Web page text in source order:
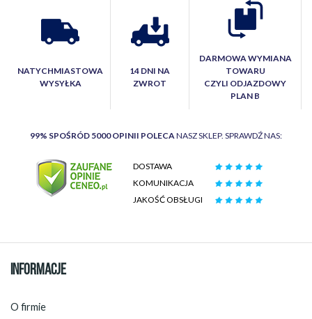
NATYCHMIASTOWA
WYSYŁKA
14 DNI NA
ZWROT
DARMOWA WYMIANA
TOWARU
CZYLI ODJAZDOWY
PLAN B
99% SPOŚRÓD 5000 OPINII POLECA NASZ SKLEP. SPRAWDŹ NAS:
DOSTAWA
KOMUNIKACJA
JAKOŚĆ OBSŁUGI
INFORMACJE
O firmie